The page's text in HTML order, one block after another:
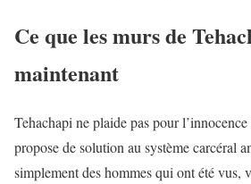
Ce que les murs de
maintenant
Tehachapi ne plaide pas pour
propose de solution au système carcéral
simplement des hommes qui ont été vus,